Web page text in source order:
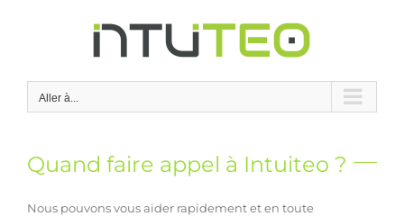
Aller à...
Quand faire appel à Intuiteo ?
Nous pouvons vous aider rapidement et en toute